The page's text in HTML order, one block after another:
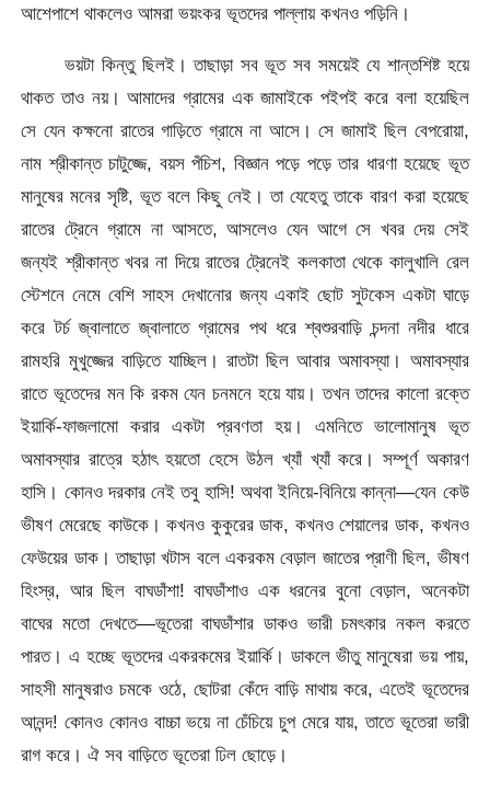
আশেপাশে থাকলেও আমরা ভয়ংকর ভূতদের পাল্লায় কখনও পড়িনি।
ভয়টা কিন্তু ছিলই। তাছাড়া সব ভূত সব সময়েই যে শান্তশিষ্ট হয়ে
থাকত তাও নয়। আমাদের গ্রামের এক জামাইকে পইপই করে বলা হয়েছিল
সে যেন কক্ষনো রাতের গাড়িতে গ্রামে না আসে। সে জামাই ছিল বেপরোয়া,
নাম শ্রীকান্ত চাটুজ্জে, বয়স পঁচিশ, বিজ্ঞান পড়ে পড়ে তার ধারণা হয়েছে ভূত
মানুষের মনের সৃষ্টি, ভূত বলে কিছু নেই। তা যেহেতু তাকে বারণ করা হয়েছে
রাতের ট্রেনে গ্রামে না আসতে, আসলেও যেন আগে সে খবর দেয় সেই
জন্যই শ্রীকান্ত খবর না দিয়ে রাতের ট্রেনেই কলকাতা থেকে কালুখালি রেল
স্টেশনে নেমে বেশি সাহস দেখানোর জন্য একাই ছোট সুটকেস একটা ঘাড়ে
করে টর্চ জ্বালাতে জ্বালাতে গ্রামের পথ ধরে শ্বশুরবাড়ি চন্দনা নদীর ধারে
রামহরি মুখুজ্জের বাড়িতে যাচ্ছিল। রাতটা ছিল আবার অমাবস্যা। অমাবস্যার
রাতে ভূতেদের মন কি রকম যেন চনমনে হয়ে যায়। তখন তাদের কালো রক্তে
ইয়ার্কি-ফাজলামো করার একটা প্রবণতা হয়। এমনিতে ভালোমানুষ ভূত
অমাবস্যার রাত্রে হঠাৎ হয়তো হেসে উঠল খ্যাঁ খ্যাঁ করে। সম্পূর্ণ অকারণ
হাসি। কোনও দরকার নেই তবু হাসি! অথবা ইনিয়ে-বিনিয়ে কান্না—যেন কেউ
ভীষণ মেরেছে কাউকে। কখনও কুকুরের ডাক, কখনও শেয়ালের ডাক, কখনও
ফেউয়ের ডাক। তাছাড়া খটাস বলে একরকম বেড়াল জাতের প্রাণী ছিল, ভীষণ
হিংস্র, আর ছিল বাঘডাঁশা! বাঘডাঁশাও এক ধরনের বুনো বেড়াল, অনেকটা
বাঘের মতো দেখতে—ভূতেরা বাঘডাঁশার ডাকও ভারী চমৎকার নকল করতে
পারত। এ হচ্ছে ভূতদের একরকমের ইয়ার্কি। ডাকলে ভীতু মানুষেরা ভয় পায়,
সাহসী মানুষরাও চমকে ওঠে, ছোটরা কেঁদে বাড়ি মাথায় করে, এতেই ভূতেদের
আনন্দ! কোনও কোনও বাচ্চা ভয়ে না চেঁচিয়ে চুপ মেরে যায়, তাতে ভূতেরা ভারী
রাগ করে। ঐ সব বাড়িতে ভূতেরা ঢিল ছোড়ে।